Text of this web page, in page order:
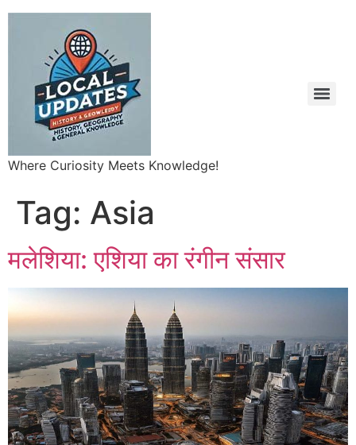
Where Curiosity Meets Knowledge!
Tag: Asia
मलेशिया: एशिया का रंगीन संसार